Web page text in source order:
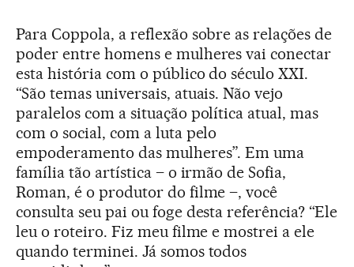
Para Coppola, a reflexão sobre as relações de
poder entre homens e mulheres vai conectar
esta história com o público do século XXI.
“São temas universais, atuais. Não vejo
paralelos com a situação política atual, mas
com o social, com a luta pelo
empoderamento das mulheres”. Em uma
família tão artística – o irmão de Sofia,
Roman, é o produtor do filme –, você
consulta seu pai ou foge desta referência? “Ele
leu o roteiro. Fiz meu filme e mostrei a ele
quando terminei. Já somos todos